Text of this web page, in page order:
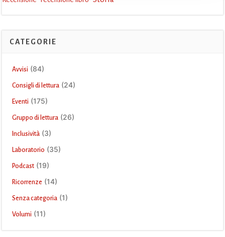
CATEGORIE
Avvisi (84)
Consigli di lettura (24)
Eventi (175)
Gruppo di lettura (26)
Inclusività (3)
Laboratorio (35)
Podcast (19)
Ricorrenze (14)
Senza categoria (1)
Volumi (11)